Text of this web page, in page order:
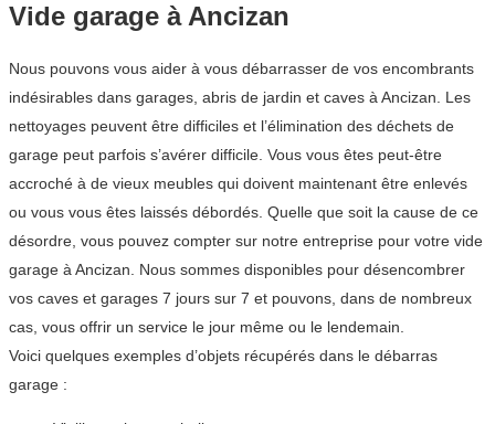
Vide garage à Ancizan
Nous pouvons vous aider à vous débarrasser de vos encombrants
indésirables dans garages, abris de jardin et caves à Ancizan. Les
nettoyages peuvent être difficiles et l’élimination des déchets de
garage peut parfois s’avérer difficile. Vous vous êtes peut-être
accroché à de vieux meubles qui doivent maintenant être enlevés
ou vous vous êtes laissés débordés. Quelle que soit la cause de ce
désordre, vous pouvez compter sur notre entreprise pour votre vide
garage à Ancizan. Nous sommes disponibles pour désencombrer
vos caves et garages 7 jours sur 7 et pouvons, dans de nombreux
cas, vous offrir un service le jour même ou le lendemain.
Voici quelques exemples d’objets récupérés dans le débarras
garage :